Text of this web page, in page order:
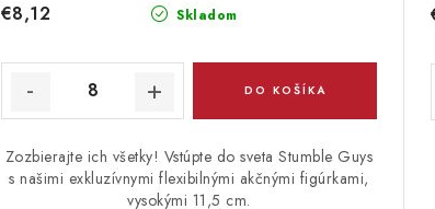
Skladom
€8,12
DO KOŠÍKA
Zozbierajte ich všetky! Vstúpte do sveta Stumble Guys
s našimi exkluzívnymi flexibilnými akčnými figúrkami,
vysokými 11,5 cm.